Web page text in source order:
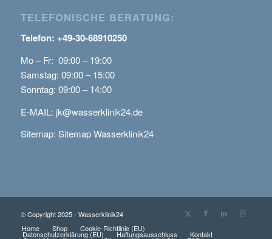
TELEFONISCHE BERATUNG:
Telefon: +49-30-68910250
Mo – Fr: 09:00 – 19:00
Samstag: 09:00 – 15:00
Sonntag: 09:00 – 14:00
E-MAIL: jk@wasserklinik24.de
Sitemap: Sitemap Wasserklinik24
© Copyright 2025 - Wasserklinik24
Home
Shop Cookie-Richtlinie (EU)
Datenschutzerklärung (EU) Haftungsausschluss Kontakt